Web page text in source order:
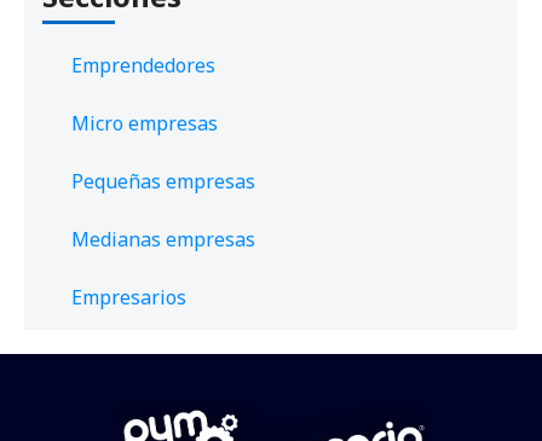
Emprendedores
Micro empresas
Pequeñas empresas
Medianas empresas
Empresarios